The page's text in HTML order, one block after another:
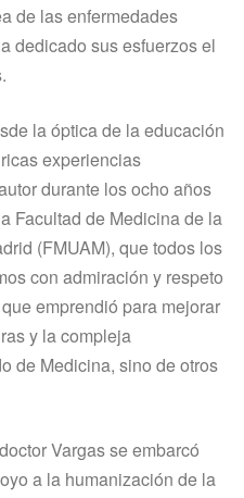
de las enfermedades
dedicado sus esfuerzos el
la óptica de la educación
experiencias
durante los ocho años
Facultad de Medicina de la
(FMUAM), que todos los
con admiración y respeto
emprendió para mejorar
y la compleja
de Medicina, sino de otros
Vargas se embarcó
a la humanización de la